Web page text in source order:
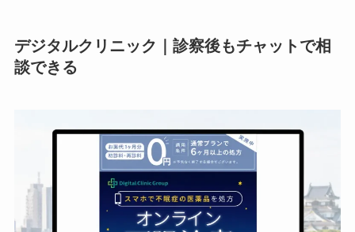
デジタルクリニック｜診察後もチャットで相
談できる